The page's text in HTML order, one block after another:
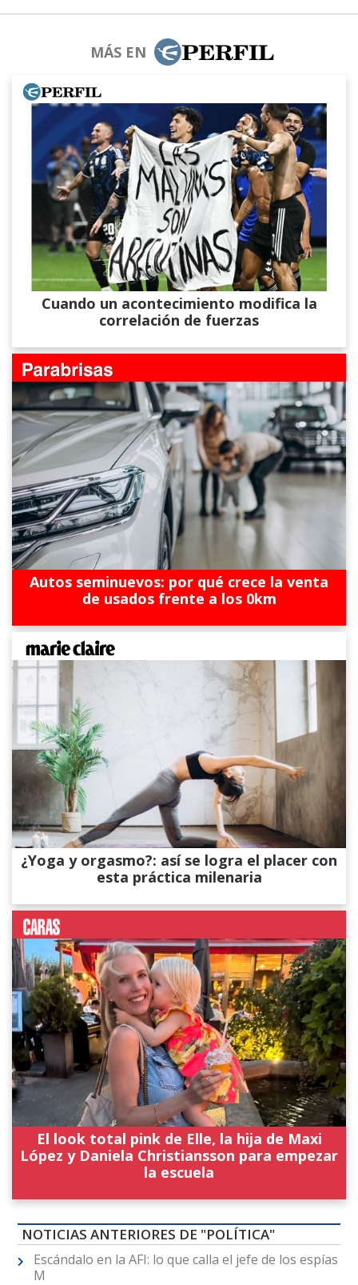
MÁS EN
Cuando un acontecimiento modifica la
correlación de fuerzas
Autos seminuevos: por qué crece la venta
de usados frente a los 0km
¿Yoga y orgasmo?: así se logra el placer con
esta práctica milenaria
El look total pink de Elle, la hija de Maxi
López y Daniela Christiansson para empezar
la escuela
NOTICIAS ANTERIORES DE "POLÍTICA"
Escándalo en la AFI: lo que calla el jefe de los espías
M